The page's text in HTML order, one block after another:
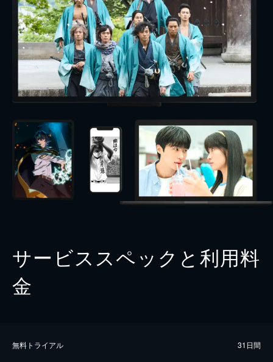
サービススペックと利用料
金
無料トライアル 31日間